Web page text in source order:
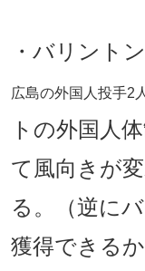
・バリント
広島の外国人投手2
トの外国人
て風向きが
る。（逆に
獲得できる